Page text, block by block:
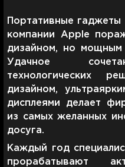
Портативные
компании Apple
дизайном, но мощным
Удачное
технологических
дизайном,
дисплеями делает
из самых желанных
досуга.
Каждый год
прорабатывают